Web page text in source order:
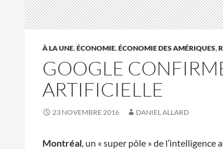
À LA UNE,ÉCONOMIE,ÉCONOMIE DES AMÉRIQUES,
GOOGLE
ARTIFICIELLE
23 NOVEMBRE 2016 DANIEL ALLARD
Montréal, un « super pôle » de